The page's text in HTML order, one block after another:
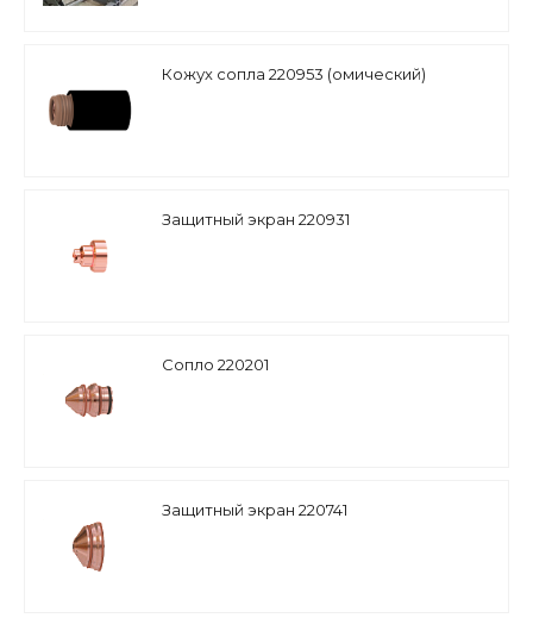
Кожух сопла 220953 (омический)
Защитный экран 220931
Сопло 220201
Защитный экран 220741